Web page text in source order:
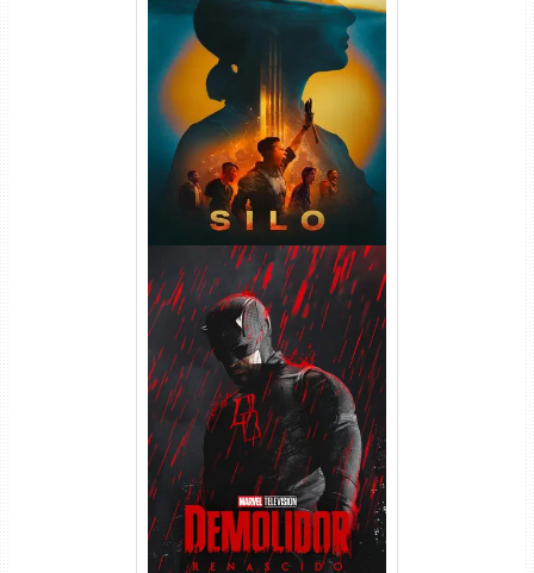
Silo 2ª Temporada (2024)
WEB-DL 1080p Dual Áudio
Demolidor: Renascido 2ª
Temporada (2026) WEB-DL
1080p Dual Áudio